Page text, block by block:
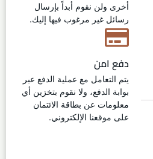
أخرى ولن نقوم أبداً بإرسال
رسائل غير مرغوب فيها إليك.
دفع امن
يتم التعامل مع عملية الدفع عبر
بوابة الدفع، ولا نقوم بتخزين أي
معلومات عن بطاقة الائتمان
على موقعنا الإلكتروني.